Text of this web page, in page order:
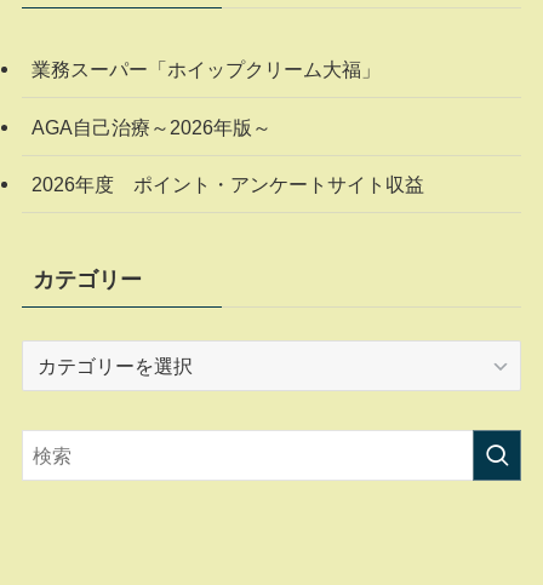
業務スーパー「ホイップクリーム大福」
AGA自己治療～2026年版～
2026年度 ポイント・アンケートサイト収益
カテゴリー
リ
ー